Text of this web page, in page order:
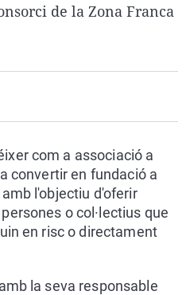
La rosa de los vientos
Como el perro y el
Caso
Equipo de
Extremadura
La Rioja
País Vasco
Virales
Elecciones
de la Zona Franca
com a associació a
convertir en fundació a
l'objectiu d'oferir
o col·lectius que
en risc o directament
la seva responsable